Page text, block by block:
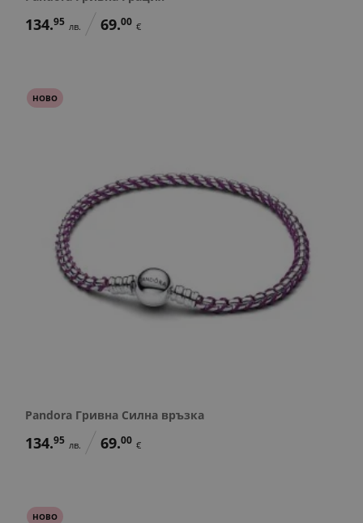
134.95 лв. 69.00 €
НОВО
Pandora Гривна Силна връзка
134.95 лв. 69.00 €
НОВО